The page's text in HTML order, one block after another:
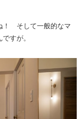
！ そして一般的なマ
すが。